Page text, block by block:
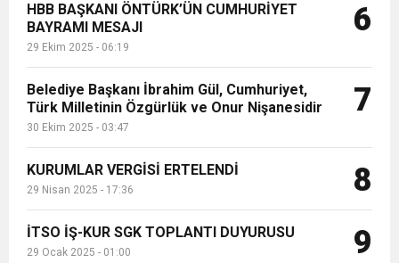
HBB BAŞKANI ÖNTÜRK’ÜN CUMHURİYET
BAYRAMI MESAJI
29 Ekim 2025 - 06:19
6
Belediye Başkanı İbrahim Gül, Cumhuriyet,
Türk Milletinin Özgürlük ve Onur Nişanesidir
30 Ekim 2025 - 03:47
7
KURUMLAR VERGİSİ ERTELENDİ
29 Nisan 2025 - 17:36 8
İTSO İŞ-KUR SGK TOPLANTI DUYURUSU
29 Ocak 2025 - 01:00 9